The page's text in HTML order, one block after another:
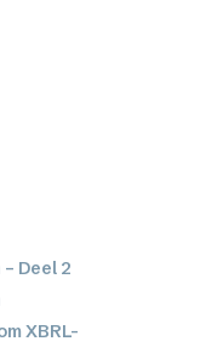
Deel 2
XBRL-